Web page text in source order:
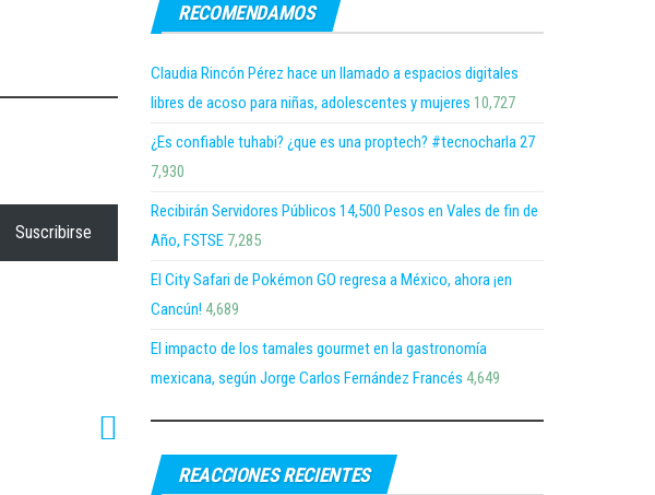
Suscribirse
RECOMENDAMOS
Claudia Rincón Pérez hace un llamado a espacios digitales
libres de acoso para niñas, adolescentes y mujeres 10,727
¿Es confiable tuhabi? ¿que es una proptech? #tecnocharla 27
7,930
Recibirán Servidores Públicos 14,500 Pesos en Vales de fin de
Año, FSTSE 7,285
El City Safari de Pokémon GO regresa a México, ahora ¡en
Cancún! 4,689
El impacto de los tamales gourmet en la gastronomía
mexicana, según Jorge Carlos Fernández Francés 4,649
REACCIONES RECIENTES